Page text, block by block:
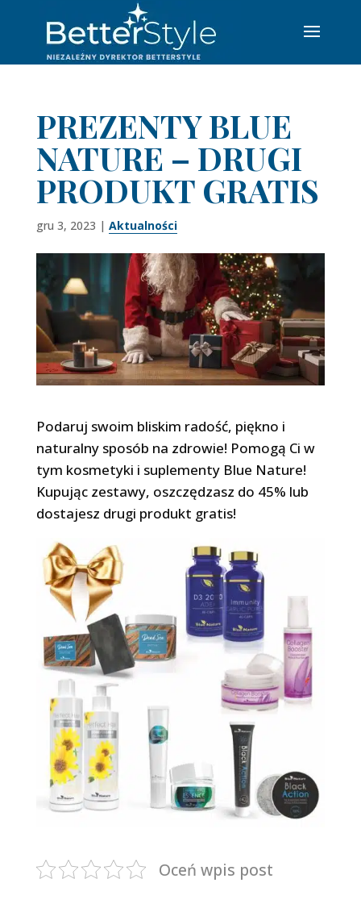
PREZENTY BLUE
NATURE – DRUGI
PRODUKT GRATIS
gru 3, 2023 | Aktualności
Podaruj swoim bliskim radość, piękno i
naturalny sposób na zdrowie! Pomogą Ci w
tym kosmetyki i suplementy Blue Nature!
Kupując zestawy, oszczędzasz do 45% lub
dostajesz drugi produkt gratis!
Oceń wpis post